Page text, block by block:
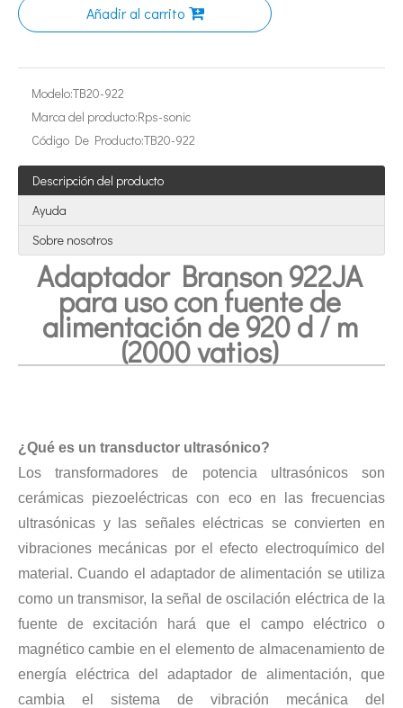
Actualmente, la investigación sobre la extracción de antioxidantes
Actualmente, la investigación sobre la extracción de antioxidantes y
Actualmente, la investigación sobre la extracción de antioxidantes
Añadir al carrito
Modelo:TB20-922
Marca del producto:Rps-sonic
Código De Producto:TB20-922
Descripción del producto
Ayuda
Sobre nosotros
Adaptador Branson 922JA
para uso con fuente de
alimentación de 920 d / m
(2000 vatios)
¿Qué es un transductor ultrasónico?
Los transformadores de potencia ultrasónicos son
cerámicas piezoeléctricas con eco en las frecuencias
ultrasónicas y las señales eléctricas se convierten en
vibraciones mecánicas por el efecto electroquímico del
material. Cuando el adaptador de alimentación se utiliza
como un transmisor, la señal de oscilación eléctrica de la
fuente de excitación hará que el campo eléctrico o
magnético cambie en el elemento de almacenamiento de
energía eléctrica del adaptador de alimentación, que
cambia el sistema de vibración mecánica del